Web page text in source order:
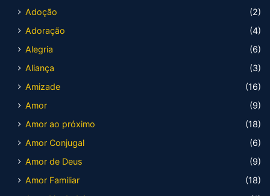
Adoção
(2)
Adoração
(4)
Alegria
(6)
Aliança
(3)
Amizade
(16)
Amor
(9)
Amor ao próximo
(18)
Amor Conjugal
(6)
Amor de Deus
(9)
Amor Familiar
(18)